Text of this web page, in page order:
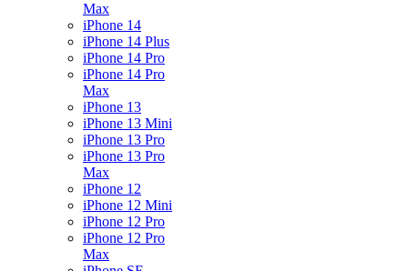
Max
iPhone 14
iPhone 14 Plus
iPhone 14 Pro
iPhone 14 Pro
Max
iPhone 13
iPhone 13 Mini
iPhone 13 Pro
iPhone 13 Pro
Max
iPhone 12
iPhone 12 Mini
iPhone 12 Pro
iPhone 12 Pro
Max